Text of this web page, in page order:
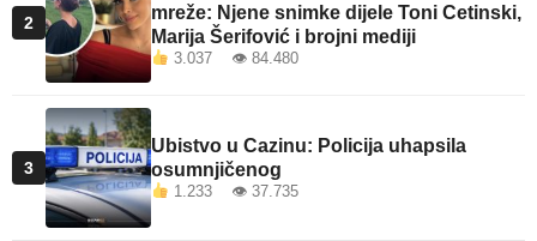
2
mreže: Njene snimke dijele Toni Cetinski,
Marija Šerifović i brojni mediji
3.037 👁 84.480
3
Ubistvo u Cazinu: Policija uhapsila
osumnjičenog
1.233 👁 37.735